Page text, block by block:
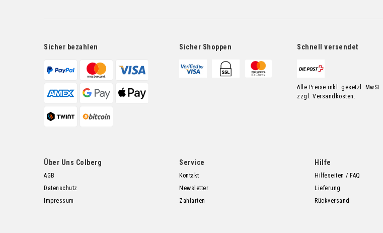
Sicher bezahlen Sicher Shoppen Schnell versendet
Alle Preise inkl. gesetzl. MwSt
zzgl. Versandkosten.
Über Uns Colberg
AGB
Datenschutz
Impressum
Service
Kontakt
Newsletter
Zahlarten
Hilfe
Hilfeseiten / FAQ
Lieferung
Rückversand